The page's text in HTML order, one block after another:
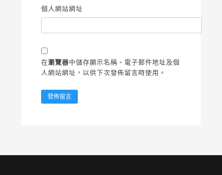
個人網站網址
在瀏覽器中儲存顯示名稱、電子郵件地址及個
人網站網址，以供下次發佈留言時使用。